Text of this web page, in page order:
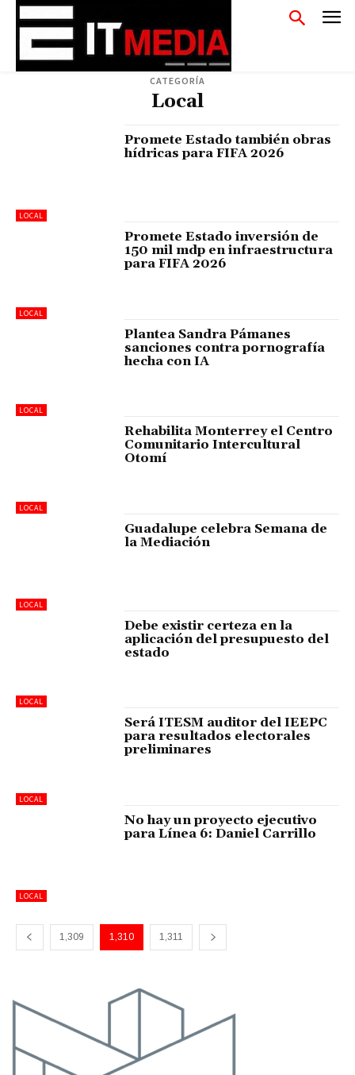
CATEGORÍA
Local
LOCAL
Promete Estado también obras
hídricas para FIFA 2026
LOCAL
Promete Estado inversión de
150 mil mdp en infraestructura
para FIFA 2026
LOCAL
Plantea Sandra Pámanes
sanciones contra pornografía
hecha con IA
LOCAL
Rehabilita Monterrey el Centro
Comunitario Intercultural
Otomí
LOCAL
Guadalupe celebra Semana de
la Mediación
LOCAL
Debe existir certeza en la
aplicación del presupuesto del
estado
LOCAL
Será ITESM auditor del IEEPC
para resultados electorales
preliminares
LOCAL
No hay un proyecto ejecutivo
para Línea 6: Daniel Carrillo
1,309 1,310 1,311